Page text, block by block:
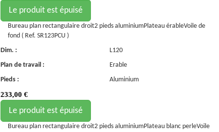
Le produit est épuisé
Bureau plan rectangulaire droit2 pieds aluminiumPlateau érableVoile de
fond ( Ref. SR123PCU )
Dim. :
L120
Plan de travail :
Erable
Pieds :
Aluminium
233,00 €
Le produit est épuisé
Bureau plan rectangulaire droit2 pieds aluminiumPlateau blanc perleVoile